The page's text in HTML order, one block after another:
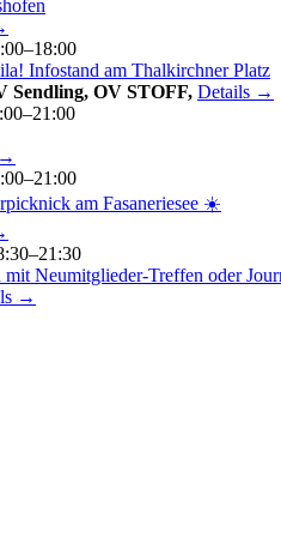
Infostand am Thalkirchner Platz
Sendling, OV STOFF, Details →
am Fasaneriesee ☀️
mit Neumitglieder-Treffen oder
→